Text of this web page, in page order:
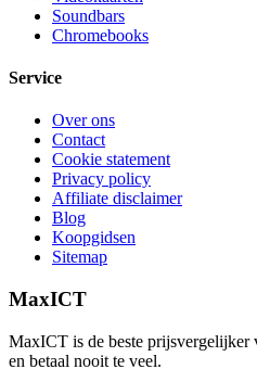
Soundbars
Chromebooks
Service
Over ons
Contact
Cookie statement
Privacy policy
Affiliate disclaimer
Blog
Koopgidsen
Sitemap
MaxICT
MaxICT is de beste
en betaal nooit te veel.